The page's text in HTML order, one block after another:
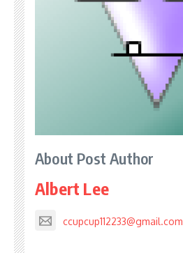
About Post Author
Albert Lee
ccupcup112233@gmail.com